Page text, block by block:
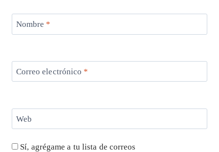
Nombre *
Correo electrónico *
Web
Sí, agrégame a tu lista de correos